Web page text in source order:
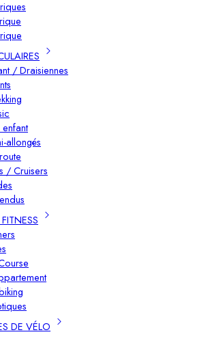
/ Draisiennes
allongés
/ Cruisers
DE VÉLO